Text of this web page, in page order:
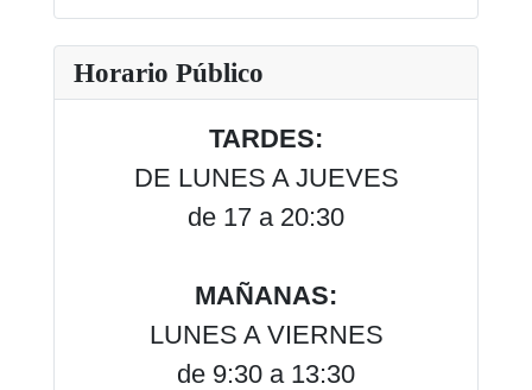
Type 2 or more characters for results.
Horario Público
TARDES:
DE LUNES A JUEVES
de 17 a 20:30
MAÑANAS:
LUNES A VIERNES
de 9:30 a 13:30